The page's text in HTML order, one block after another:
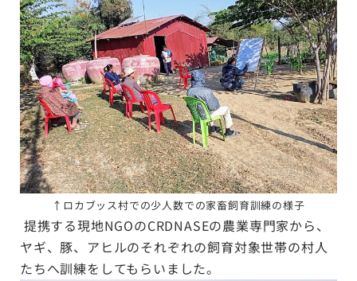
↑ ロカブッス村での少人数での家畜飼育訓練の様子
提携する現地NGOのCRDNASEの農業専門家から、
ヤギ、豚、アヒルのそれぞれの飼育対象世帯の村人
たちへ訓練をしてもらいました。